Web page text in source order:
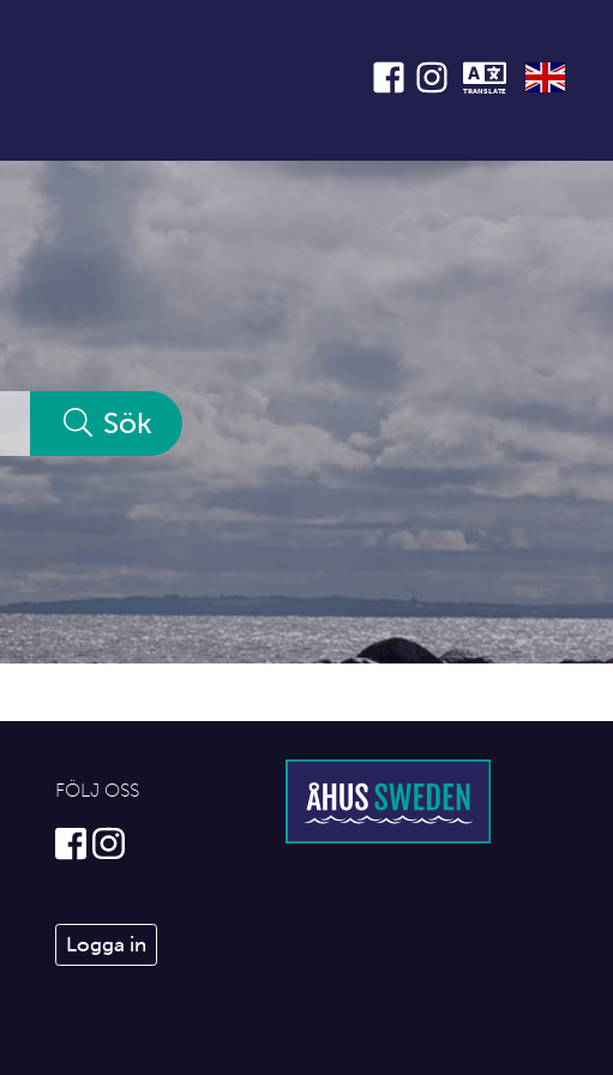
TRANSLATE
Sök
FÖLJ OSS
Logga in